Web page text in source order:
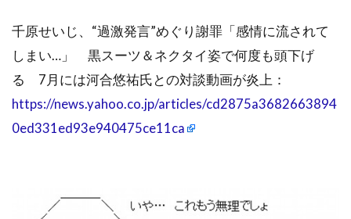
千原せいじ、“過激発言”めぐり謝罪「感情に流されて
しまい…」 黒スーツ＆ネクタイ姿で何度も頭下げ
る 7月には河合悠祐氏との対談動画が炎上：
https://news.yahoo.co.jp/articles/cd2875a3682663894
0ed331ed93e940475ce11ca